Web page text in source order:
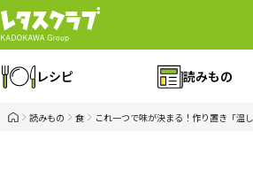
レシピ 読みもの
読みもの 食 これ一つで味が決まる！作り置き「温